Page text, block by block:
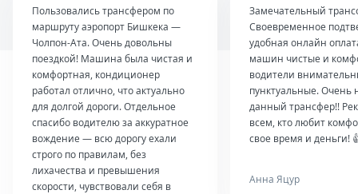
Пользовались трансфером по
маршруту аэропорт Бишкека —
Чолпон-Ата. Очень довольны
поездкой! Машина была чистая и
комфортная, кондиционер
работал отлично, что актуально
для долгой дороги. Отдельное
спасибо водителю за аккуратное
вождение — всю дорогу ехали
строго по правилам, без
лихачества и превышения
скорости, чувствовали себя в
Замечательный
Своевременное
удобная онлайн
машин чистые и
водители
пунктуальные. Очень
данный трансфер!!
всем, кто любит
свое время и деньги!
Анна Яцур